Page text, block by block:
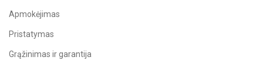
Apmokėjimas
Pristatymas
Grąžinimas ir garantija